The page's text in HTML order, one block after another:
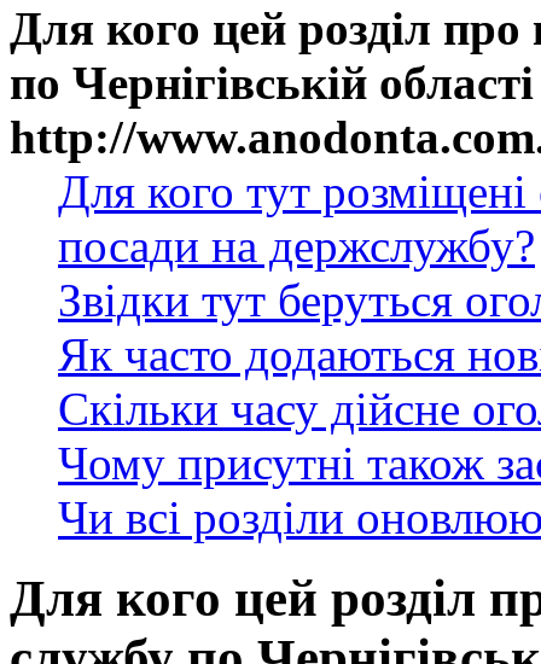
Для кого цей розділ
по Чернігівській
http://
Для кого тут
посади на держслужбу?
Звідки тут беруться
Як часто додаються
Скільки часу дійсне
Чому присутні також
Чи всі розділи
Для кого цей розділ